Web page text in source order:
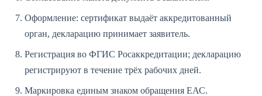
Оформление: сертификат выдаёт аккредитованный
орган, декларацию принимает заявитель.
Регистрация во ФГИС Росаккредитации; декларацию
регистрируют в течение трёх рабочих дней.
Маркировка единым знаком обращения ЕАС.